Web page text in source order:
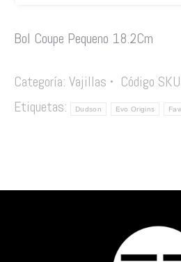
Bol Coupe Pequeno 18.2Cm
Categoría: Vajillas Código
Etiquetas:
Dudson Evo Origins